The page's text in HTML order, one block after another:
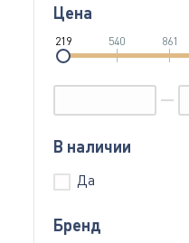
Цена
219 540 861
В наличии
Да
Бренд